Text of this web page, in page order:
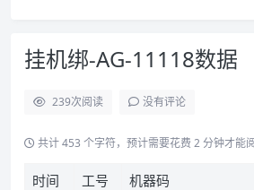
挂机绑-AG-11118数据
239次阅读 没有评论
共计 453 个字符，预计需要花费 2 分钟才能阅
时间 工号 机器码